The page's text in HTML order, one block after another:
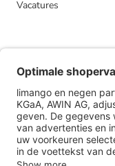
Vacatures